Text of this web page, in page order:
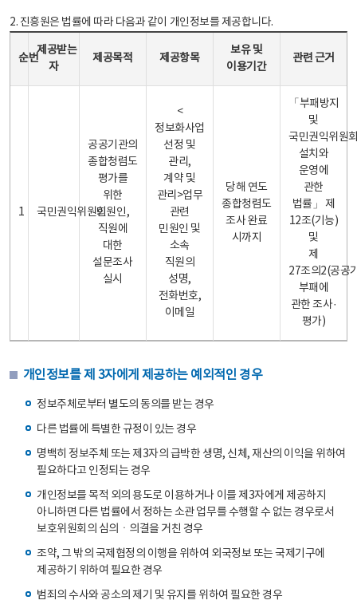
2. 진흥원은 법률에 따라 다음과 같이 개인정보를 제공합니다.
순번
제공받는
자
제공목적 제공항목
보유 및
이용기간
관련 근거
1 국민권익위원회
공공기관의
종합청렴도
평가를
위한
민원인,
직원에
대한
설문조사
실시
<
정보화사업
선정 및
관리,
계약 및
관리>업무
관련
민원인 및
소속
직원의
성명,
전화번호,
이메일
당해 연도
종합청렴도
조사 완료
시까지
「부패방지
및
국민권익위원
설치와
운영에
관한
법률」 제
12조(기능)
및
제
27조의2(공공
부패에
관한 조사·
평가)
개인정보를 제 3자에게 제공하는 예외적인 경우
정보주체로부터 별도의 동의를 받는 경우
다른 법률에 특별한 규정이 있는 경우
명백히 정보주체 또는 제3자의 급박한 생명, 신체, 재산의 이익을 위하여
필요하다고 인정되는 경우
개인정보를 목적 외의 용도로 이용하거나 이를 제3자에게 제공하지
아니하면 다른 법률에서 정하는 소관 업무를 수행할 수 없는 경우로서
보호위원회의 심의ㆍ의결을 거친 경우
조약, 그 밖의 국제협정의 이행을 위하여 외국정보 또는 국제기구에
제공하기 위하여 필요한 경우
범죄의 수사와 공소의 제기 및 유지를 위하여 필요한 경우